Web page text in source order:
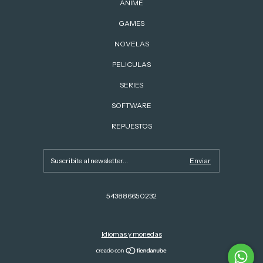
ANIME
GAMES
NOVELAS
PELICULAS
SERIES
SOFTWARE
REPUESTOS
543886650232
Idiomas y monedas